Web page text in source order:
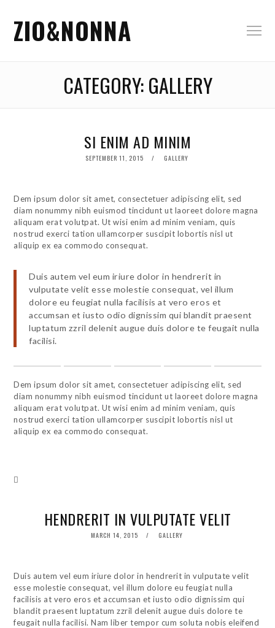
ZIO&NONNA
CATEGORY:GALLERY
SI ENIM AD MINIM
POSTED
SEPTEMBER 11, 2015 GALLERY
Dem ipsum dolor sit amet, consectetuer adipiscing elit, sed
diam nonummy nibh euismod tincidunt ut laoreet dolore magna
aliquam erat volutpat. Ut wisi enim ad minim veniam, quis
nostrud exerci tation ullamcorper suscipit lobortis nisl ut
aliquip ex ea commodo consequat.
Duis autem vel eum iriure dolor in hendrerit in
vulputate velit esse molestie consequat, vel illum
dolore eu feugiat nulla facilisis at vero eros et
accumsan et iusto odio dignissim qui blandit praesent
luptatum zzril delenit augue duis dolore te feugait nulla
facilisi.
Dem ipsum dolor sit amet, consectetuer adipiscing elit, sed
diam nonummy nibh euismod tincidunt ut laoreet dolore magna
aliquam erat volutpat. Ut wisi enim ad minim veniam, quis
nostrud exerci tation ullamcorper suscipit lobortis nisl ut
aliquip ex ea commodo consequat.
HENDRERIT IN VULPUTATE VELIT
POSTED
MARCH 14, 2015 GALLERY
Duis autem vel eum iriure dolor in hendrerit in vulputate velit
esse molestie consequat, vel illum dolore eu feugiat nulla
facilisis at vero eros et accumsan et iusto odio dignissim qui
blandit praesent luptatum zzril delenit augue duis dolore te
feugait nulla facilisi. Nam liber tempor cum soluta nobis eleifend